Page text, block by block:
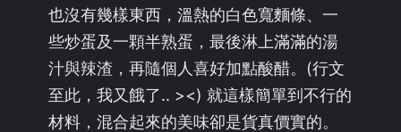
也沒有幾樣東西，溫熱的白色寬麵條、一
些炒蛋及一顆半熟蛋，最後淋上滿滿的湯
汁與辣渣，再隨個人喜好加點酸醋。(行文
至此，我又餓了.. ><) 就這樣簡單到不行的
材料，混合起來的美味卻是貨真價實的。